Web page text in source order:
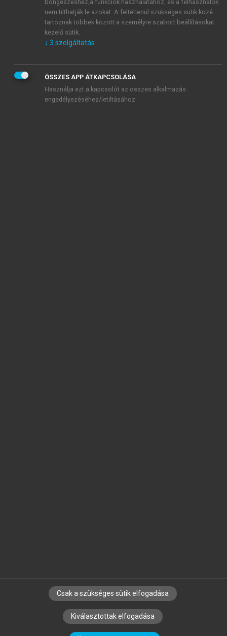
mersz.huoldalak licencszerződéseiben foglaltakat
tudomásul veszem és elfogadom.
KIPRÓBÁLOM
SZERZŐKNEK CÉGEKNEK KÖNYVTÁROSOKNAK
SZERKESZTÉSI ÉS LEKTORÁLÁSI ALAPELVEK
böngészéshez,a funkciók használatához, és a felhasználók
nem tilthatják le azokat. A feltétlenül szükséges sütik közé
tartoznak többek között a személyre szabott beállításokat
kezelő sütik.
↓ 3 szolgáltatás
ÖSSZES APP ÁTKAPCSOLÁSA
Használja ezt a kapcsolót az összes alkalmazás
engedélyezéséhez/letiltásához.
Csak a szükséges sütik elfogadása
Kiválasztottak elfogadása